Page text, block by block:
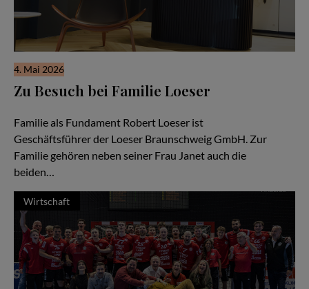
4. Mai 2026
Zu Besuch bei Familie Loeser
Familie als Fundament Robert Loeser ist
Geschäftsführer der Loeser Braunschweig GmbH. Zur
Familie gehören neben seiner Frau Janet auch die
beiden…
Wirtschaft